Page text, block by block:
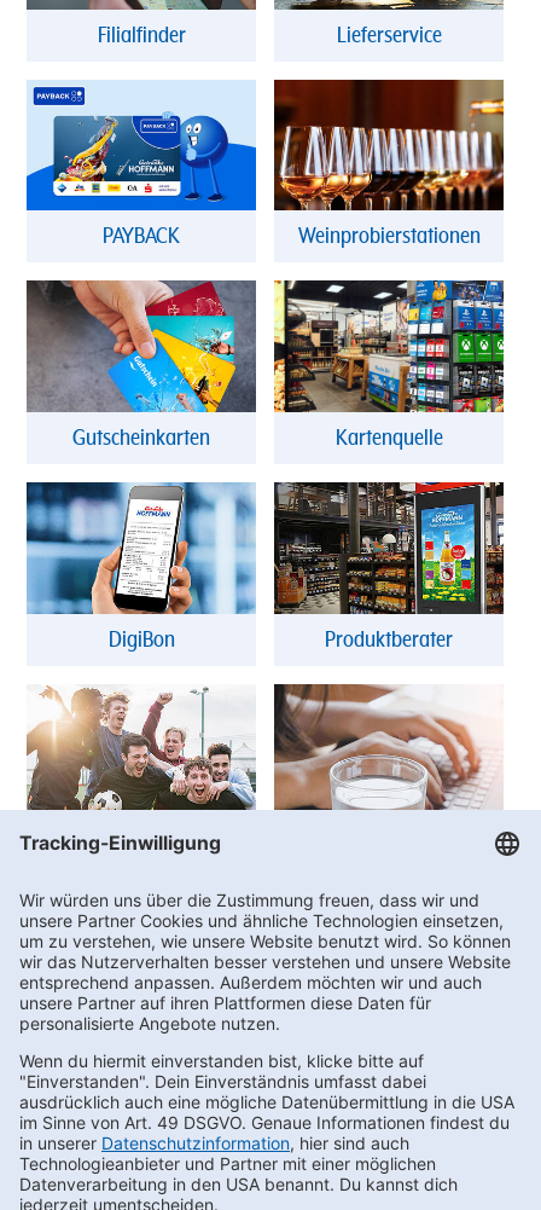
Filialfinder Lieferservice
PAYBACK Weinprobierstationen
Gutscheinkarten Kartenquelle
DigiBon Produktberater
Vereinswelt
Kontakt
Newsletter bestellen